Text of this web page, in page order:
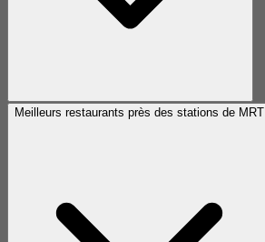
Meilleurs restaurants près des stations de MRT